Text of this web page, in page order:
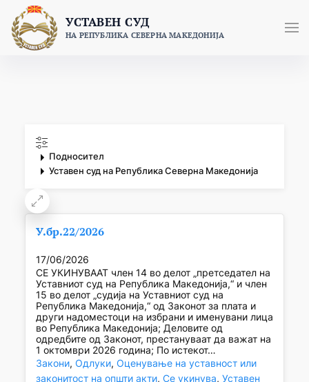
content
УСТАВЕН СУД
НА РЕПУБЛИКА СЕВЕРНА МАКЕДОНИЈА
Подносител
Уставен суд на Република Северна Македонија
У.бр.22/2026
17/06/2026
СЕ УКИНУВААТ член 14 во делот „претседател на
Уставниот суд на Република Македонија,“ и член
15 во делот „судија на Уставниот суд на
Република Македонија,“ од Законот за плата и
други надоместоци на избрани и именувани лица
во Република Македонија; Деловите од
одредбите од Законот, престануваат да важат на
1 октомври 2026 година; По истекот…
Закони, Одлуки, Оценување на уставност или
законитост на општи акти, Се укинува, Уставен